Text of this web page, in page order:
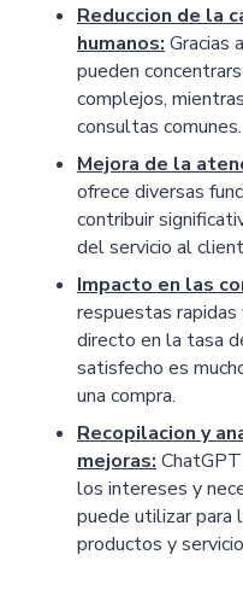
Reduccion de la
humanos: Gracias
pueden
complejos,
consultas comunes.
Mejora de la
ofrece diversas
contribuir
del servicio al
Impacto en las
respuestas
directo en la tasa
satisfecho es
una compra.
Recopilacion y
mejoras:
los intereses y
puede utilizar para
productos y
Pricing Articles